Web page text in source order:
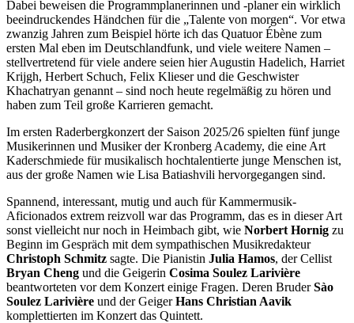
Dabei beweisen die Programmplanerinnen und -planer ein wirklich
beeindruckendes Händchen für die „Talente von morgen“. Vor etwa
zwanzig Jahren zum Beispiel hörte ich das Quatuor Ébène zum
ersten Mal eben im Deutschlandfunk, und viele weitere Namen –
stellvertretend für viele andere seien hier Augustin Hadelich, Harriet
Krijgh, Herbert Schuch, Felix Klieser und die Geschwister
Khachatryan genannt – sind noch heute regelmäßig zu hören und
haben zum Teil große Karrieren gemacht.
Im ersten Raderbergkonzert der Saison 2025/26 spielten fünf junge
Musikerinnen und Musiker der Kronberg Academy, die eine Art
Kaderschmiede für musikalisch hochtalentierte junge Menschen ist,
aus der große Namen wie Lisa Batiashvili hervorgegangen sind.
Spannend, interessant, mutig und auch für Kammermusik-
Aficionados extrem reizvoll war das Programm, das es in dieser Art
sonst vielleicht nur noch in Heimbach gibt, wie Norbert Hornig zu
Beginn im Gespräch mit dem sympathischen Musikredakteur
Christoph Schmitz sagte. Die Pianistin Julia Hamos, der Cellist
Bryan Cheng und die Geigerin Cosima Soulez Larivière
beantworteten vor dem Konzert einige Fragen. Deren BruderSào
Soulez Larivière und der GeigerHans Christian Aavik
komplettierten im Konzert das Quintett.